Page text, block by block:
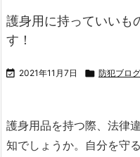
護身用に持っていいも
す！
 2021年11月7日  防犯ブログ
護身用品を持つ際、法律
知でしょうか。 自分を守